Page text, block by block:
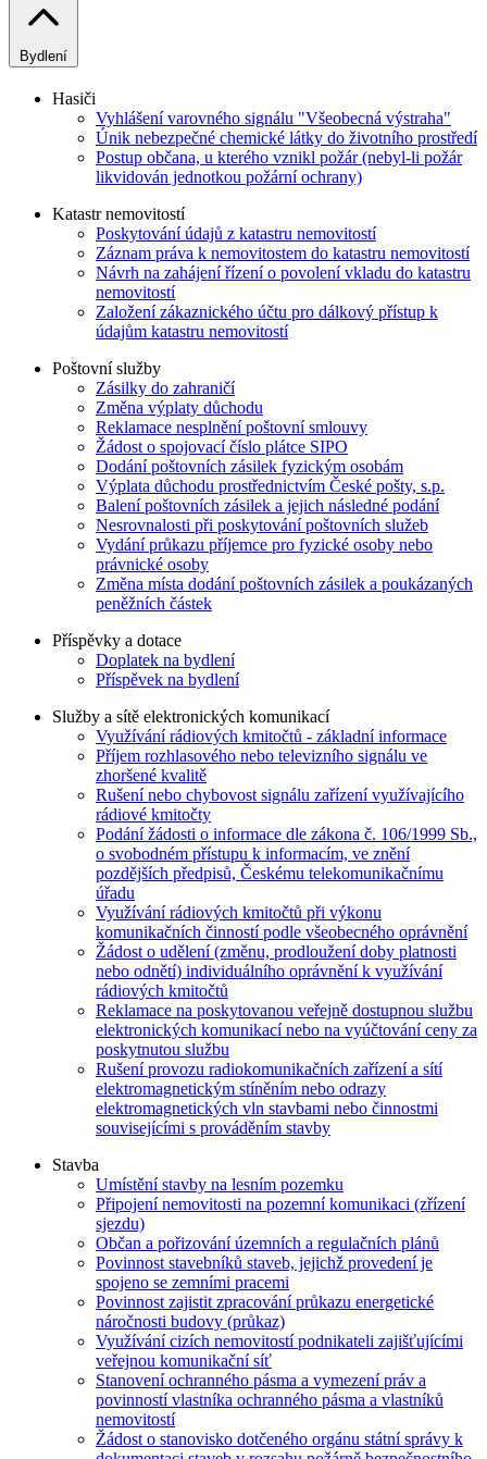
Bydlení
Hasiči
Vyhlášení varovného signálu "Všeobecná výstraha"
Únik nebezpečné chemické látky do životního prostředí
Postup občana, u kterého vznikl požár (nebyl-li požár
likvidován jednotkou požární ochrany)
Katastr nemovitostí
Poskytování údajů z katastru nemovitostí
Záznam práva k nemovitostem do katastru nemovitostí
Návrh na zahájení řízení o povolení vkladu do katastru
nemovitostí
Založení zákaznického účtu pro dálkový přístup k
údajům katastru nemovitostí
Poštovní služby
Zásilky do zahraničí
Změna výplaty důchodu
Reklamace nesplnění poštovní smlouvy
Žádost o spojovací číslo plátce SIPO
Dodání poštovních zásilek fyzickým osobám
Výplata důchodu prostřednictvím České pošty, s.p.
Balení poštovních zásilek a jejich následné podání
Nesrovnalosti při poskytování poštovních služeb
Vydání průkazu příjemce pro fyzické osoby nebo
právnické osoby
Změna místa dodání poštovních zásilek a poukázaných
peněžních částek
Příspěvky a dotace
Doplatek na bydlení
Příspěvek na bydlení
Služby a sítě elektronických komunikací
Využívání rádiových kmitočtů - základní informace
Příjem rozhlasového nebo televizního signálu ve
zhoršené kvalitě
Rušení nebo chybovost signálu zařízení využívajícího
rádiové kmitočty
Podání žádosti o informace dle zákona č. 106/1999 Sb.,
o svobodném přístupu k informacím, ve znění
pozdějších předpisů, Českému telekomunikačnímu
úřadu
Využívání rádiových kmitočtů při výkonu
komunikačních činností podle všeobecného oprávnění
Žádost o udělení (změnu, prodloužení doby platnosti
nebo odnětí) individuálního oprávnění k využívání
rádiových kmitočtů
Reklamace na poskytovanou veřejně dostupnou službu
elektronických komunikací nebo na vyúčtování ceny za
poskytnutou službu
Rušení provozu radiokomunikačních zařízení a sítí
elektromagnetickým stíněním nebo odrazy
elektromagnetických vln stavbami nebo činnostmi
souvisejícími s prováděním stavby
Stavba
Umístění stavby na lesním pozemku
Připojení nemovitosti na pozemní komunikaci (zřízení
sjezdu)
Občan a pořizování územních a regulačních plánů
Povinnost stavebníků staveb, jejichž provedení je
spojeno se zemními pracemi
Povinnost zajistit zpracování průkazu energetické
náročnosti budovy (průkaz)
Využívání cizích nemovitostí podnikateli zajišťujícími
veřejnou komunikační síť
Stanovení ochranného pásma a vymezení práv a
povinností vlastníka ochranného pásma a vlastníků
nemovitostí
Žádost o stanovisko dotčeného orgánu státní správy k